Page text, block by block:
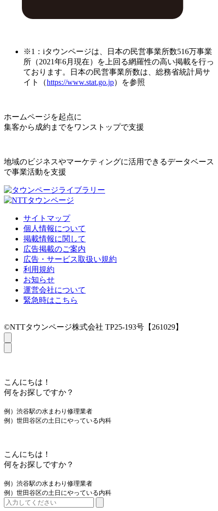
※1：iタウンページは、日本の民営事業所数516万事業
所（2021年6月現在）を上回る網羅性の高い掲載を行っ
ております。日本の民営事業所数は、総務省統計局サ
イト（https://www.stat.go.jp）を参照
ホームページを起点に
集客から成約までをワンストップで支援
地域のビジネスやマーケティングに活用できるデータベース
で事業活動を支援
サイトマップ
個人情報について
掲載情報に関して
広告掲載のご案内
広告・サービス取扱い規約
利用規約
お知らせ
運営会社について
緊急時はこちら
©NTTタウンページ株式会社 TP25-193号【261029】
こんにちは！
何をお探しですか？
例）渋谷駅の水まわり修理業者
例）世田谷区の土日にやっている内科
こんにちは！
何をお探しですか？
例）渋谷駅の水まわり修理業者
例）世田谷区の土日にやっている内科